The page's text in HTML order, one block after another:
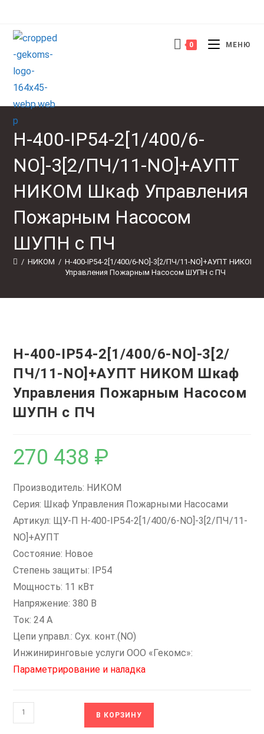
содержимому
0 МЕНЮ
Н-400-IP54-2[1/400/6-
NO]-3[2/ПЧ/11-NO]+АУПТ
НИКОМ Шкаф Управления
Пожарным Насосом
ШУПН с ПЧ
/ НИКОМ / Н-400-IP54-2[1/400/6-NO]-3[2/ПЧ/11-NO]+АУПТ НИКОМ
Управления Пожарным Насосом ШУПН с ПЧ
Н-400-IP54-2[1/400/6-NO]-3[2/
ПЧ/11-NO]+АУПТ НИКОМ Шкаф
Управления Пожарным Насосом
ШУПН с ПЧ
270 438 ₽
Производитель: НИКОМ
Серия: Шкаф Управления Пожарными Насосами
Артикул: ЩУ-П Н-400-IP54-2[1/400/6-NO]-3[2/ПЧ/11-
NO]+АУПТ
Состояние: Новое
Степень защиты: IP54
Мощность: 11 кВт
Напряжение: 380 В
Ток: 24 А
Цепи управл.: Сух. конт.(NO)
Инжиниринговые услуги ООО «Гекомс»:
Параметрирование и наладка
Количество
товара
В КОРЗИНУ